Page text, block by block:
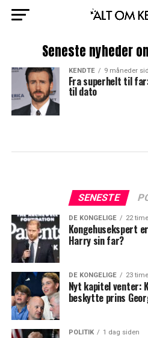
Seneste nyheder
KENDTE 9 måneder
Fra superhelt til
til dato
SENESTE
DE KONGELIGE 22
Kongehusekspert
Harry sin far?
DE KONGELIGE 23
Nyt kapitel venter:
beskytte prins
POLITIK 1 dag siden